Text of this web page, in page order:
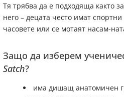
Тя трябва да е подходяща както
него – децата често имат
часовете или се мотаят насам-
Защо да изберем
Satch?
има дишащ анатомичен